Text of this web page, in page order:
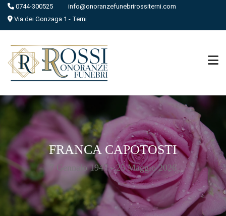
0744-300525
info@onoranzefunebrirossiterni.com
Via dei Gonzaga 1 - Terni
FRANCA CAPOTOSTI
7 Gennaio 1947 - 25 Maggio 2026